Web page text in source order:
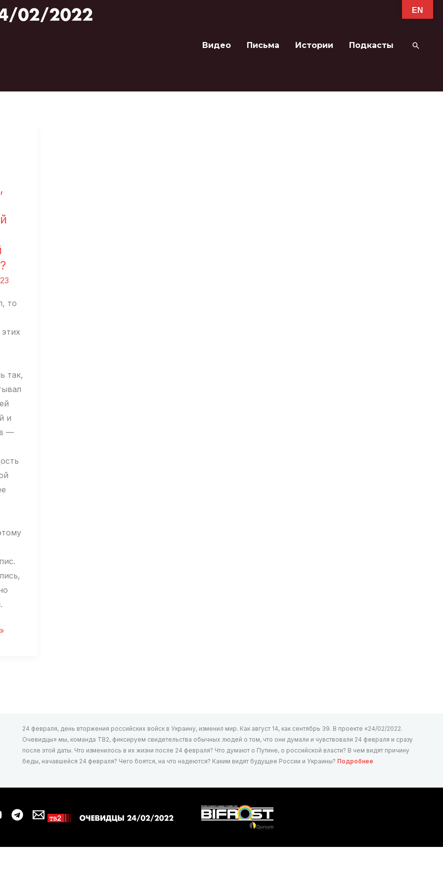
Видео Письма Истории Подкасты Поиск
то
так,
и
—
24 февраля, день вторжения российских войск в Украину, изменил мир. Как август 14, как сентябрь 39. В проекте «24/02/2022.
Очевидцы» мы, команда ТВ2, фиксируем свидетельства обычных людей о том, что они думали и чувствовали 24 февраля и сразу
после этой даты. Что изменилось в их жизни после 24 февраля? Что думают о Путине, о российской власти? В чем видят причину
беды, начавшейся 24 февраля? Чего боятся, на что надеются? Каким видят будущее России и Украины? Подробнее
EN